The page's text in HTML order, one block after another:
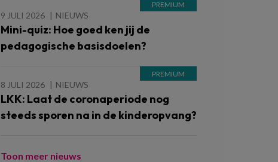
9 JULI 2026 NIEUWS
Mini-quiz: Hoe goed ken jij de
pedagogische basisdoelen?
8 JULI 2026 NIEUWS
LKK: Laat de coronaperiode nog
steeds sporen na in de kinderopvang?
Toon meer nieuws